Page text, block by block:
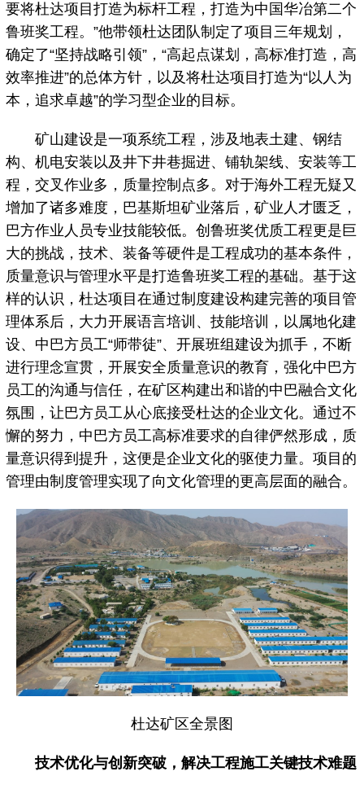
要将杜达项目打造为标杆工程，打造为中国华冶第二个
鲁班奖工程。”他带领杜达团队制定了项目三年规划，
确定了“坚持战略引领”，“高起点谋划，高标准打造，高
效率推进”的总体方针，以及将杜达项目打造为“以人为
本，追求卓越”的学习型企业的目标。
矿山建设是一项系统工程，涉及地表土建、钢结
构、机电安装以及井下井巷掘进、铺轨架线、安装等工
程，交叉作业多，质量控制点多。对于海外工程无疑又
增加了诸多难度，巴基斯坦矿业落后，矿业人才匮乏，
巴方作业人员专业技能较低。创鲁班奖优质工程更是巨
大的挑战，技术、装备等硬件是工程成功的基本条件，
质量意识与管理水平是打造鲁班奖工程的基础。基于这
样的认识，杜达项目在通过制度建设构建完善的项目管
理体系后，大力开展语言培训、技能培训，以属地化建
设、中巴方员工“师带徒”、开展班组建设为抓手，不断
进行理念宣贯，开展安全质量意识的教育，强化中巴方
员工的沟通与信任，在矿区构建出和谐的中巴融合文化
氛围，让巴方员工从心底接受杜达的企业文化。通过不
懈的努力，中巴方员工高标准要求的自律俨然形成，质
量意识得到提升，这便是企业文化的驱使力量。项目的
管理由制度管理实现了向文化管理的更高层面的融合。
杜达矿区全景图
技术优化与创新突破，解决工程施工关键技术难题